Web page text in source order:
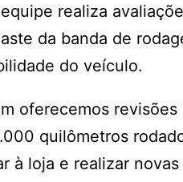
realiza
da banda de
do veículo.
oferecemos
quilômetros
à loja e realizar